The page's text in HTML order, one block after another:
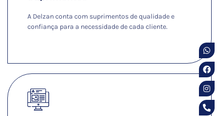
A Delzan conta com suprimentos de qualidade e
confiança para a necessidade de cada cliente.